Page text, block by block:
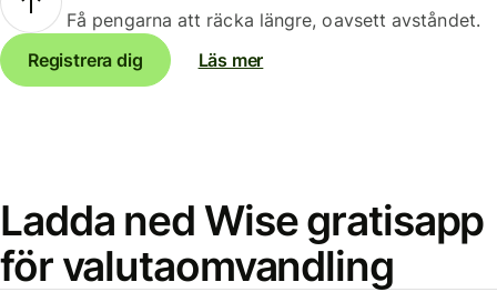
Få pengarna att räcka längre, oavsett avståndet.
Registrera dig
Läs mer
Ladda ned Wise gratisapp
för valutaomvandling